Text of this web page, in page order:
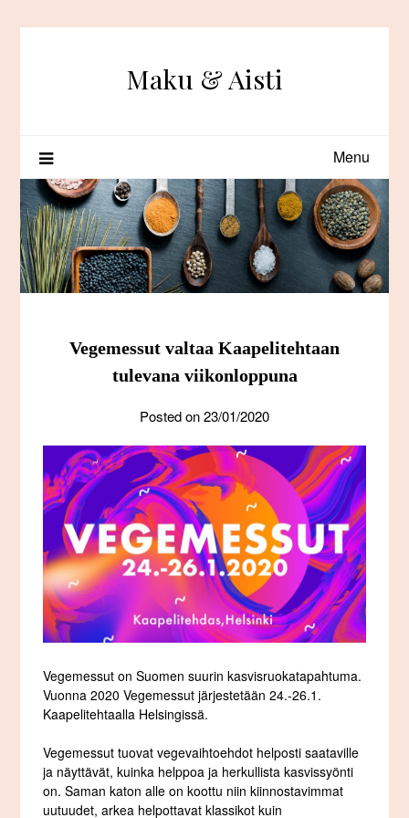
Maku & Aisti
Menu
Vegemessut valtaa Kaapelitehtaan
tulevana viikonloppuna
Posted on23/01/2020
Vegemessut on Suomen suurin kasvisruokatapahtuma.
Vuonna 2020 Vegemessut järjestetään 24.-26.1.
Kaapelitehtaalla Helsingissä.
Vegemessut tuovat vegevaihtoehdot helposti saataville
ja näyttävät, kuinka helppoa ja herkullista kasvissyönti
on. Saman katon alle on koottu niin kiinnostavimmat
uutuudet, arkea helpottavat klassikot kuin